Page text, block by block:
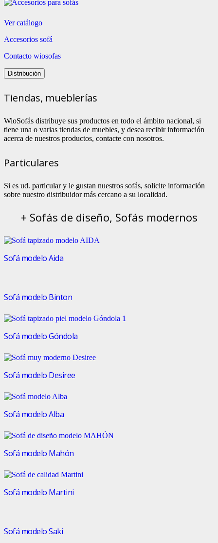
Ver catálogo
Accesorios sofá
Contacto wiosofas
Distribución
Tiendas, mueblerías
WioSofás distribuye sus productos en todo el ámbito nacional, si
tiene una o varias tiendas de muebles, y desea recibir información
acerca de nuestros productos, contacte con nosotros.
Particulares
Si es ud. particular y le gustan nuestros sofás, solicite información
sobre nuestro distribuidor más cercano a su localidad.
+ Sofás de diseño, Sofás modernos
Sofá modelo Aida
Sofá modelo Binton
Sofá modelo Góndola
Sofá modelo Desiree
Sofá modelo Alba
Sofá modelo Mahón
Sofá modelo Martini
Sofá modelo Saki